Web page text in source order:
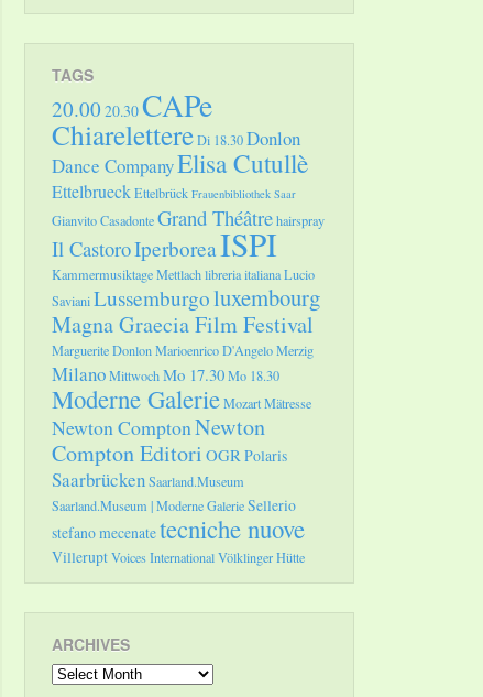
TAGS
20.00 20.30CAPe
ChiarelettereDi 18.30Donlon
Dance CompanyElisa Cutullè
EttelbrueckEttelbrück Frauenbibliothek Saar
Gianvito CasadonteGrand Théâtrehairspray
Il CastoroIperboreaISPI
Kammermusiktage Mettlachlibreria italianaLucio
SavianiLussemburgoluxembourg
Magna Graecia Film Festival
Marguerite DonlonMarioenrico D'AngeloMerzig
MilanoMittwochMo 17.30Mo 18.30
Moderne GalerieMozartMätresse
Newton ComptonNewton
Compton Editori OGRPolaris
SaarbrückenSaarland.Museum
Saarland.Museum | Moderne GalerieSellerio
stefano mecenatetecniche nuove
VilleruptVoices InternationalVölklinger Hütte
ARCHIVES
Archives